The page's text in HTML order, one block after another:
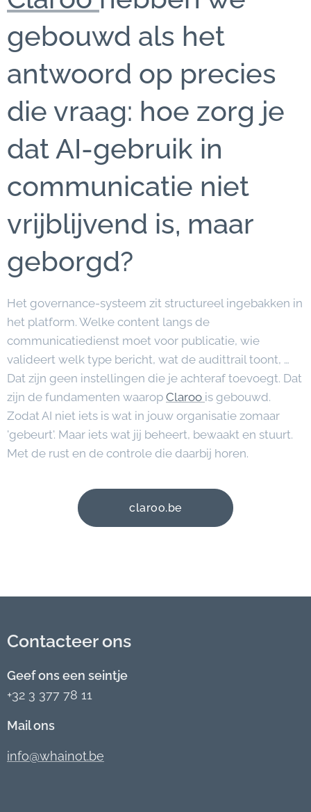
gebouwd als het
antwoord op precies
die vraag: hoe zorg je
dat AI-gebruik in
communicatie niet
vrijblijvend is, maar
geborgd?
Het governance-systeem zit structureel ingebakken in
het platform. Welke content langs de
communicatiedienst moet voor publicatie, wie
valideert welk type bericht, wat de audittrail toont, …
Dat zijn geen instellingen die je achteraf toevoegt. Dat
zijn de fundamenten waarop Claroo is gebouwd.
Zodat AI niet iets is wat in jouw organisatie zomaar
'gebeurt'. Maar iets wat jij beheert, bewaakt en stuurt.
Met de rust en de controle die daarbij horen.
claroo.be
Contacteer ons
Geef ons een seintje
+32 3 377 78 11
Mail ons
info@whainot.be